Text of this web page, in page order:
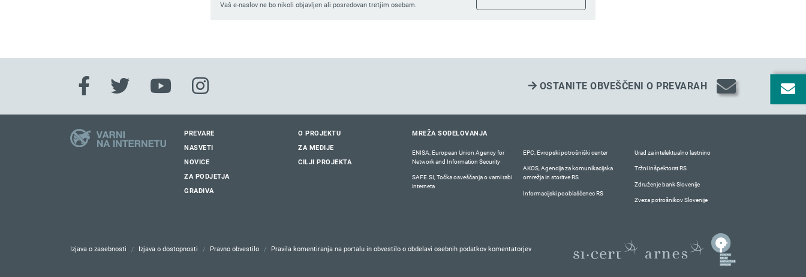
Vaš e-naslov ne bo nikoli objavljen ali posredovan tretjim osebam.
OSTANITE OBVEŠČENI O PREVARAH
PREVARE
NASVETI
NOVICE
ZA PODJETJA
GRADIVA
O PROJEKTU
ZA MEDIJE
CILJI PROJEKTA
MREŽA SODELOVANJA
ENISA, European Union Agency for
Network and Information Security
SAFE.SI, Točka osveščanja o varni rabi
interneta
EPC, Evropski potrošniški center
AKOS, Agencija za komunikacijska
omrežja in storitve RS
Informacijski pooblaščenec RS
Urad za intelektualno lastnino
Tržni inšpektorat RS
Združenje bank Slovenije
Zveza potrošnikov Slovenije
Izjava o zasebnosti Izjava o dostopnosti Pravno obvestilo Pravila komentiranja na portalu in obvestilo o obdelavi osebnih podatkov komentatorjev